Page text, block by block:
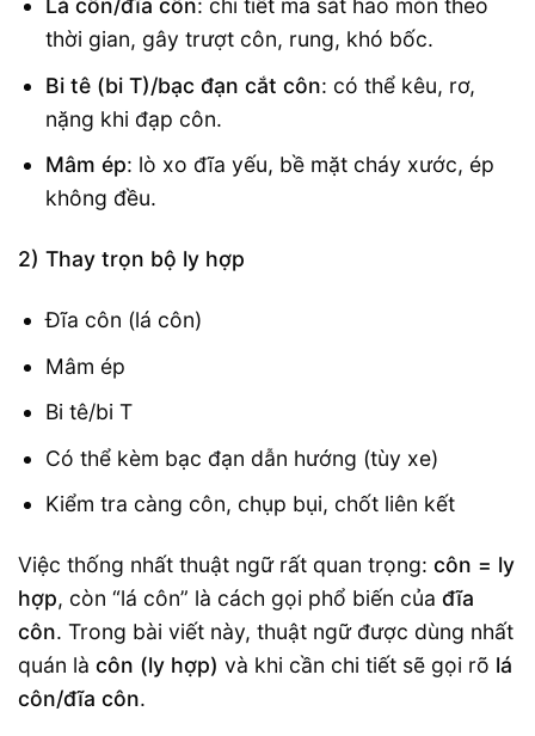
Lá côn/đĩa côn: chi tiết ma sát hao mòn theo
thời gian, gây trượt côn, rung, khó bốc.
Bi tê (bi T)/bạc đạn cắt côn: có thể kêu, rơ,
nặng khi đạp côn.
Mâm ép: lò xo đĩa yếu, bề mặt cháy xước, ép
không đều.
2) Thay trọn bộ ly hợp
Đĩa côn (lá côn)
Mâm ép
Bi tê/bi T
Có thể kèm bạc đạn dẫn hướng (tùy xe)
Kiểm tra càng côn, chụp bụi, chốt liên kết
Việc thống nhất thuật ngữ rất quan trọng: côn = ly
hợp, còn “lá côn” là cách gọi phổ biến của đĩa
côn. Trong bài viết này, thuật ngữ được dùng nhất
quán là côn (ly hợp) và khi cần chi tiết sẽ gọi rõ lá
côn/đĩa côn.